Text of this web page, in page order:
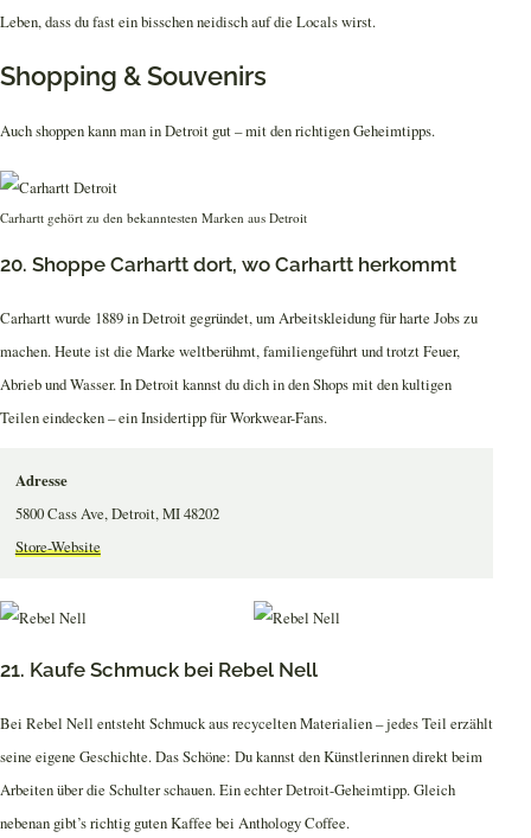
Leben, dass du fast ein bisschen neidisch auf die Locals wirst.
Shopping & Souvenirs
Auch shoppen kann man in Detroit gut – mit den richtigen Geheimtipps.
Carhartt gehört zu den bekanntesten Marken aus Detroit
20. Shoppe Carhartt dort, wo Carhartt herkommt
Carhartt wurde 1889 in Detroit gegründet, um Arbeitskleidung für harte Jobs zu
machen. Heute ist die Marke weltberühmt, familiengeführt und trotzt Feuer,
Abrieb und Wasser. In Detroit kannst du dich in den Shops mit den kultigen
Teilen eindecken – ein Insidertipp für Workwear-Fans.
Adresse
5800 Cass Ave, Detroit, MI 48202
Store-Website
21. Kaufe Schmuck bei Rebel Nell
Bei Rebel Nell entsteht Schmuck aus recycelten Materialien – jedes Teil erzählt
seine eigene Geschichte. Das Schöne: Du kannst den Künstlerinnen direkt beim
Arbeiten über die Schulter schauen. Ein echter Detroit-Geheimtipp. Gleich
nebenan gibt’s richtig guten Kaffee bei Anthology Coffee.